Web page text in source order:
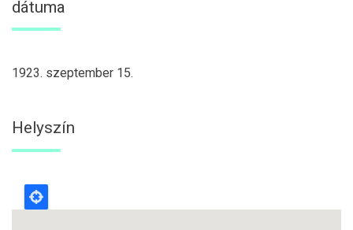
dátuma
1923. szeptember 15.
Helyszín